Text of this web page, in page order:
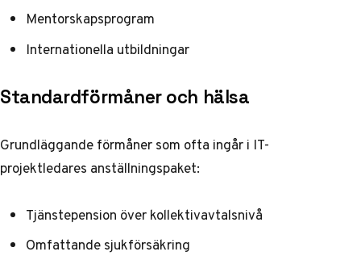
Mentorskapsprogram
Internationella utbildningar
Standardförmåner och hälsa
Grundläggande förmåner som ofta ingår i IT-
projektledares anställningspaket:
Tjänstepension över kollektivavtalsnivå
Omfattande sjukförsäkring